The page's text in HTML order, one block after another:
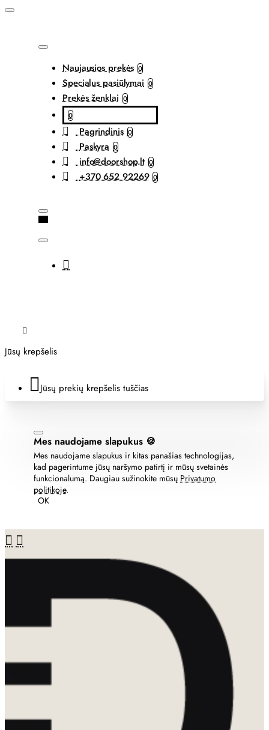
Naujausios prekės 0
Specialus pasiūlymai 0
Prekės ženklai 0
0
Pagrindinis 0
Paskyra 0
info@doorshop.lt 0
+370 652 92269 0
Jūsų krepšelis
Jūsų prekių krepšelis tuščias
Mes naudojame slapukus 🍪
Mes naudojame slapukus ir kitas panašias technologijas,
kad pagerintume jūsų naršymo patirtį ir mūsų svetainės
funkcionalumą. Daugiau sužinokite mūsų Privatumo
politikoje.
OK